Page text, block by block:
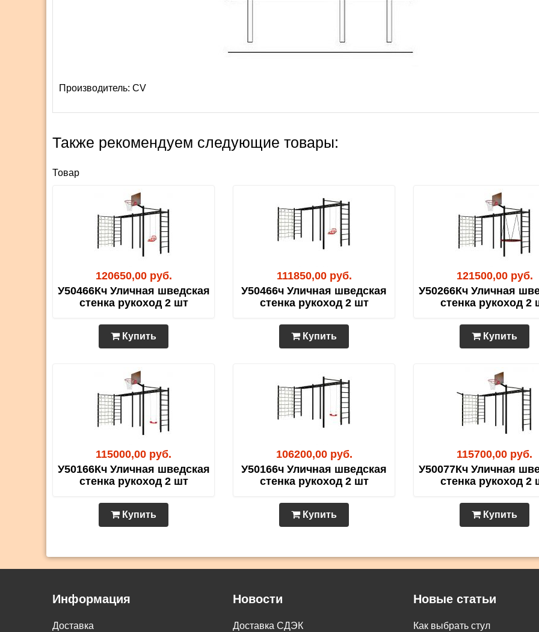
Производитель: СV
Также рекомендуем следующие товары:
Товар
120650,00 руб.
У50466Кч Уличная шведская
стенка рукоход 2 шт
Купить
111850,00 руб.
У50466ч Уличная шведская
стенка рукоход 2 шт
Купить
121500,00 руб.
У50266Кч Уличная
стенка рукоход 2
Купить
115000,00 руб.
У50166Кч Уличная шведская
стенка рукоход 2 шт
Купить
106200,00 руб.
У50166ч Уличная шведская
стенка рукоход 2 шт
Купить
115700,00 руб.
У50077Кч Уличная
стенка рукоход 2
Купить
Информация
Доставка
Новости
Доставка СДЭК
Новые статьи
Как выбрать стул